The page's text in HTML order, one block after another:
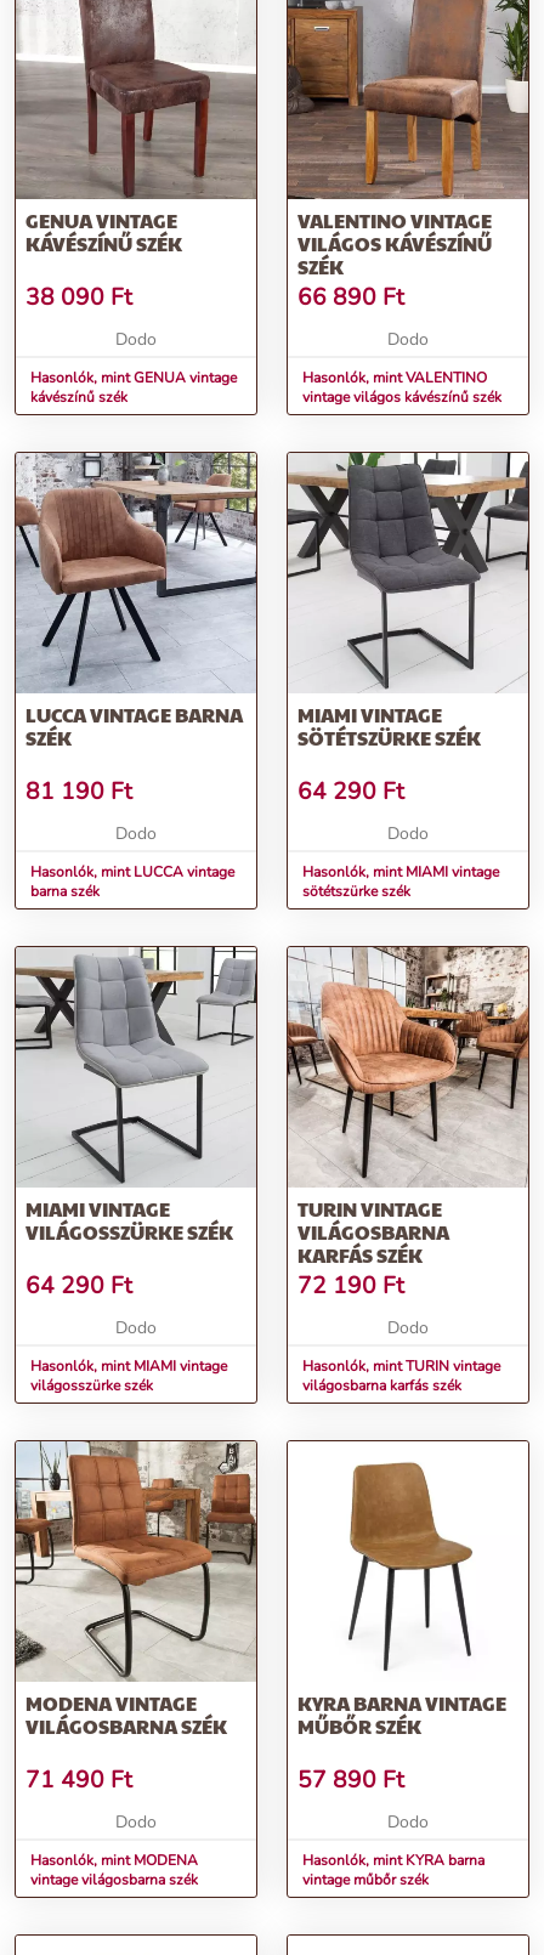
GENUA VINTAGE
KÁVÉSZÍNŰ SZÉK
38 090 Ft
Dodo
Hasonlók, mint GENUA vintage
kávészínű szék
VALENTINO VINTAGE
VILÁGOS KÁVÉSZÍNŰ
SZÉK
66 890 Ft
Dodo
Hasonlók, mint VALENTINO
vintage világos kávészínű szék
LUCCA VINTAGE BARNA
SZÉK
81 190 Ft
Dodo
Hasonlók, mint LUCCA vintage
barna szék
MIAMI VINTAGE
SÖTÉTSZÜRKE SZÉK
64 290 Ft
Dodo
Hasonlók, mint MIAMI vintage
sötétszürke szék
MIAMI VINTAGE
VILÁGOSSZÜRKE SZÉK
64 290 Ft
Dodo
Hasonlók, mint MIAMI vintage
világosszürke szék
TURIN VINTAGE
VILÁGOSBARNA
KARFÁS SZÉK
72 190 Ft
Dodo
Hasonlók, mint TURIN vintage
világosbarna karfás szék
MODENA VINTAGE
VILÁGOSBARNA SZÉK
71 490 Ft
Dodo
Hasonlók, mint MODENA
vintage világosbarna szék
KYRA BARNA VINTAGE
MŰBŐR SZÉK
57 890 Ft
Dodo
Hasonlók, mint KYRA barna
vintage műbőr szék